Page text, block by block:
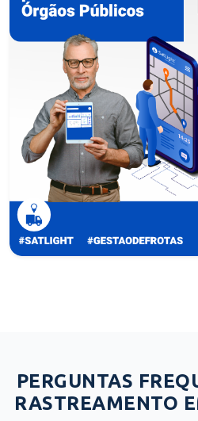
PERGUNTAS
RASTREAMENTO